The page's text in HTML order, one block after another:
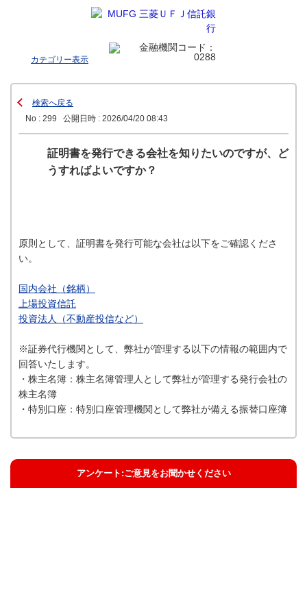
カテゴリー表示
検索へ戻る
No : 299
公開日時 : 2026/04/20 08:43
証明書を発行できる会社を知りたいのですが、ど
うすればよいですか？
原則として、証明書を発行可能な会社は以下をご確認くださ
い。
国内会社（銘柄）
上場投資信託
投資法人（不動産投信など）
※証券代行機関として、弊社が管理する以下の情報の範囲内で
回答いたします。
・株主名簿：株主名簿管理人として弊社が管理する発行会社の
株主名簿
・特別口座：特別口座管理機関として弊社が備える振替口座簿
アンケート:ご意見をお聞かせください